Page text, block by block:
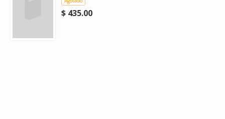
$ 435.00